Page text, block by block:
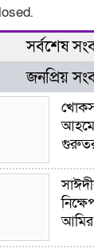
সর্বশেষ
জনপ্রিয়
আমির